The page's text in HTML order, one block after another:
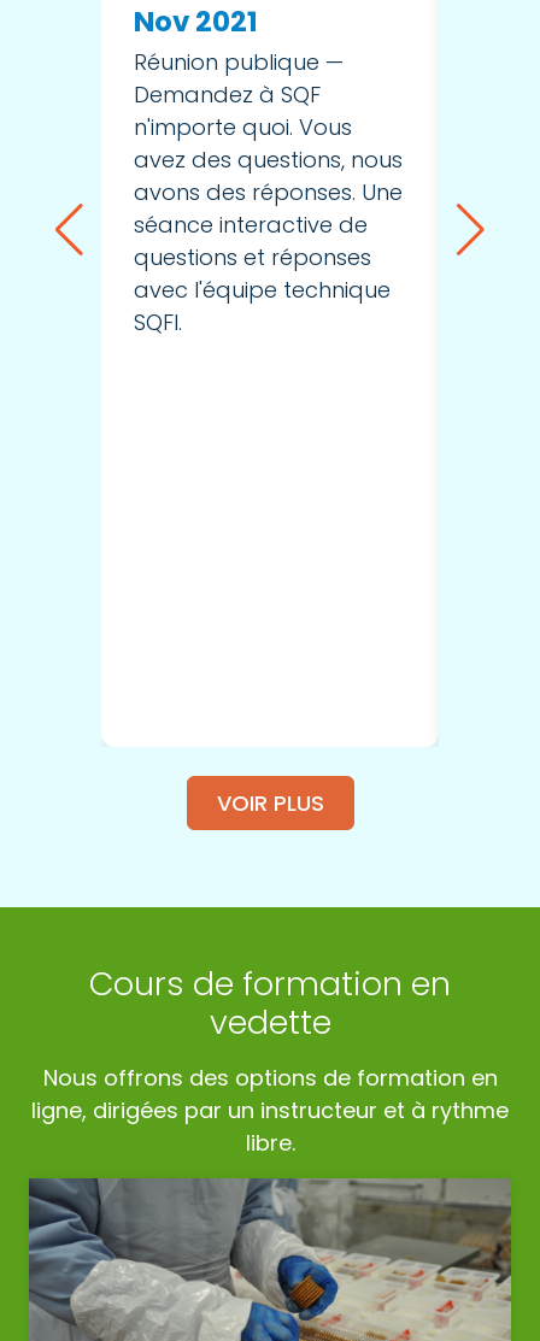
Nov 2021
Réunion publique —
Demandez à SQF
n'importe quoi. Vous
avez des questions, nous
avons des réponses. Une
séance interactive de
questions et réponses
avec l'équipe technique
SQFI.
de
VOIR PLUS
Cours de formation en
vedette
Nous offrons des options de formation en
ligne, dirigées par un instructeur et à rythme
libre.